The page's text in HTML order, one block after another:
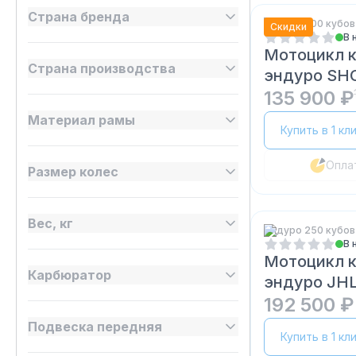
Страна бренда
Страна производства
Материал рамы
Размер колес
Вес, кг
Карбюратор
Подвеска передняя
Скидки
Эндуро 200 кубов
В
Мотоцикл
эндуро
135 900 ₽
Купить в 1
Эндуро 250 кубов
В
Мотоцикл
эндуро
192 500 ₽
Купить в 1